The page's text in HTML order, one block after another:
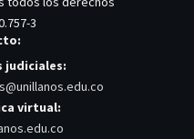
3
judiciales:
virtual: